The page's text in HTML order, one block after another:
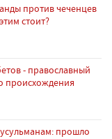
против чеченцев
стоит?
- православный
происхождения
прошло